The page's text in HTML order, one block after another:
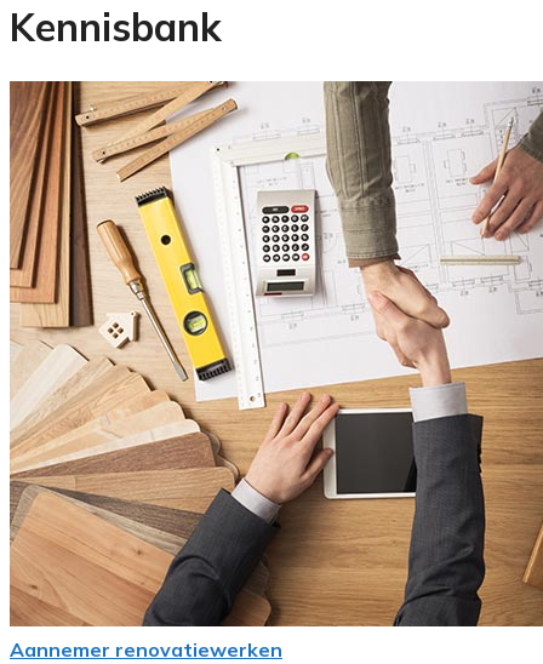
Kennisbank
Aannemer renovatiewerken